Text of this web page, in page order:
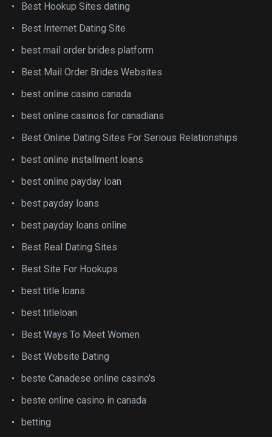
Best Hookup Sites dating
Best Internet Dating Site
best mail order brides platform
Best Mail Order Brides Websites
best online casino canada
best online casinos for canadians
Best Online Dating Sites For Serious Relationships
best online installment loans
best online payday loan
best payday loans
best payday loans online
Best Real Dating Sites
Best Site For Hookups
best title loans
best titleloan
Best Ways To Meet Women
Best Website Dating
beste Canadese online casino's
beste online casino in canada
betting